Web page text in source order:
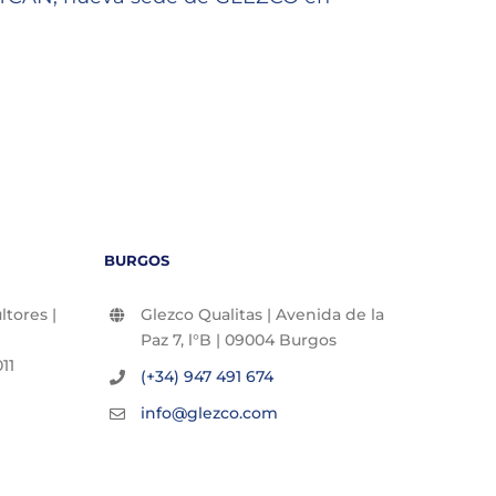
|
BURGOS
Glezco Qualitas | Avenida de la
Paz 7, l°B | 09004 Burgos
(+34) 947 491 674
info@glezco.com